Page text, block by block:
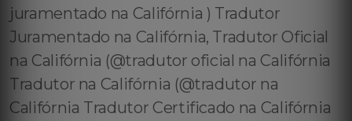
juramentado na Califórnia ) Tradutor
Juramentado na Califórnia, Tradutor Oficial
na Califórnia (@tradutor oficial na Califórnia
Tradutor na Califórnia (@tradutor na
Califórnia Tradutor Certificado na Califórnia